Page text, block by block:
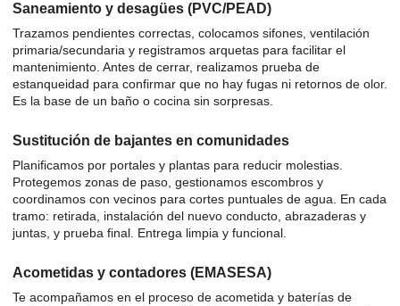
Saneamiento y desagües (PVC/PEAD)
Trazamos pendientes correctas, colocamos sifones, ventilación
primaria/secundaria y registramos arquetas para facilitar el
mantenimiento. Antes de cerrar, realizamos prueba de
estanqueidad para confirmar que no hay fugas ni retornos de olor.
Es la base de un baño o cocina sin sorpresas.
Sustitución de bajantes en comunidades
Planificamos por portales y plantas para reducir molestias.
Protegemos zonas de paso, gestionamos escombros y
coordinamos con vecinos para cortes puntuales de agua. En cada
tramo: retirada, instalación del nuevo conducto, abrazaderas y
juntas, y prueba final. Entrega limpia y funcional.
Acometidas y contadores (EMASESA)
Te acompañamos en el proceso de acometida y baterías de